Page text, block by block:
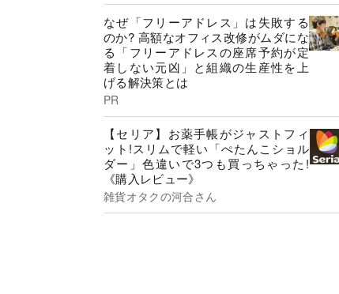
なぜ「フリーアドレス」は失敗する
のか? 高額なオフィス改修がムダにな
る「フリーアドレスの座席予約が定
着しない元凶」と組織の生産性を上
げる解決策とは
PR
【セリア】お薬手帳がジャストフィ
ット!スリムで軽い「ぺたんこショル
ダー」色違いで3つも買っちゃった!
《購入レビュー》
雑貨オタクの河合さん